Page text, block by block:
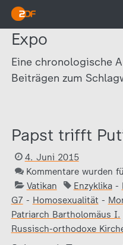
Expo
Eine chronologische
Beiträgen zum
Papst trifft
4. Juni 2015
Kommentare wurden
Vatikan
Enzyklika-
G7 - Homosexualität -
Patriarch Bartholomäus I.
Russisch-orthodoxe